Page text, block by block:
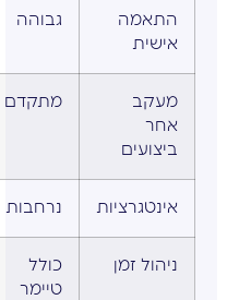
התאמה
אישית
גבוהה
מעקב
אחר
ביצועים
מתקדם
אינטגרציות נרחבות
ניהול זמן
כולל
טיימר